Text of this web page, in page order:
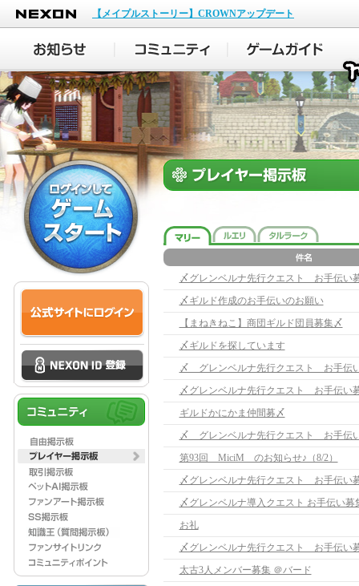
NEXON
【メイプルストーリー】CROWNアップデート
〆グレンベルナ先行クエスト お手伝い
〆ギルド作成のお手伝いのお願い
【まねきねこ】商団ギルド団員募集〆
〆ギルドを探しています
〆 グレンベルナ先行クエスト お手伝
〆グレンベルナ先行クエスト お手伝い
ギルドかにかま仲間募〆
〆 グレンベルナ先行クエスト お手伝
第93回 MiciM のお知らせ♪（8/2）
〆グレンベルナ先行クエスト お手伝い
〆グレンベルナ導入クエスト お手伝い募
お礼
〆グレンベルナ先行クエスト お手伝い
太古3人メンバー募集 ＠バード